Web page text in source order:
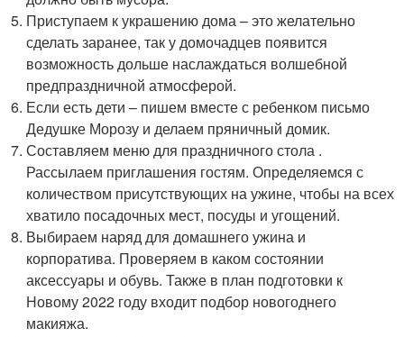
Приступаем к украшению дома – это желательно
сделать заранее, так у домочадцев появится
возможность дольше наслаждаться волшебной
предпраздничной атмосферой.
Если есть дети – пишем вместе с ребенком письмо
Дедушке Морозу и делаем пряничный домик.
Составляем меню для праздничного стола .
Рассылаем приглашения гостям. Определяемся с
количеством присутствующих на ужине, чтобы на всех
хватило посадочных мест, посуды и угощений.
Выбираем наряд для домашнего ужина и
корпоратива. Проверяем в каком состоянии
аксессуары и обувь. Также в план подготовки к
Новому 2022 году входит подбор новогоднего
макияжа.